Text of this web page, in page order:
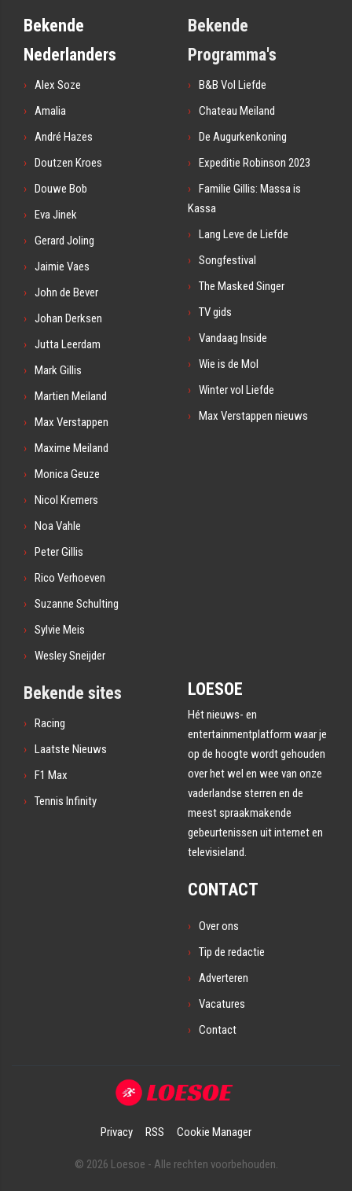
Bekende
Nederlanders
Alex Soze
Amalia
André Hazes
Doutzen Kroes
Douwe Bob
Eva Jinek
Gerard Joling
Jaimie Vaes
John de Bever
Johan Derksen
Jutta Leerdam
Mark Gillis
Martien Meiland
Max Verstappen
Maxime Meiland
Monica Geuze
Nicol Kremers
Noa Vahle
Peter Gillis
Rico Verhoeven
Suzanne Schulting
Sylvie Meis
Wesley Sneijder
Bekende
Programma's
B&B Vol Liefde
Chateau Meiland
De Augurkenkoning
Expeditie Robinson 2023
Familie Gillis: Massa is
Kassa
Lang Leve de Liefde
Songfestival
The Masked Singer
TV gids
Vandaag Inside
Wie is de Mol
Winter vol Liefde
Max Verstappen nieuws
Bekende sites
Racing
Laatste Nieuws
F1 Max
Tennis Infinity
LOESOE
Hét nieuws- en
entertainmentplatform waar je
op de hoogte wordt gehouden
over het wel en wee van onze
vaderlandse sterren en de
meest spraakmakende
gebeurtenissen uit internet en
televisieland.
CONTACT
Over ons
Tip de redactie
Adverteren
Vacatures
Contact
Privacy RSS Cookie Manager
© 2026 Loesoe - Alle rechten voorbehouden.